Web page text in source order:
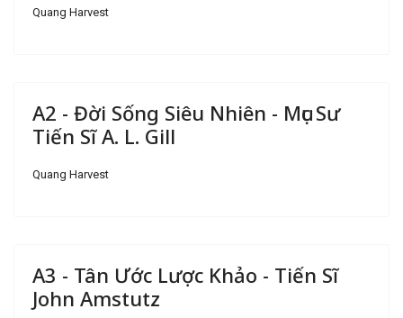
Quang Harvest
A2 - Đời Sống Siêu Nhiên - Mục Sư
Tiến Sĩ A. L. Gill
Quang Harvest
A3 - Tân Ước Lược Khảo - Tiến Sĩ
John Amstutz